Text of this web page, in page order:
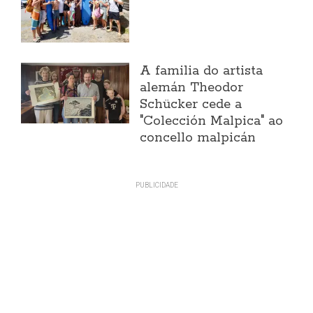
A familia do artista
alemán Theodor
Schücker cede a
"Colección Malpica" ao
concello malpicán